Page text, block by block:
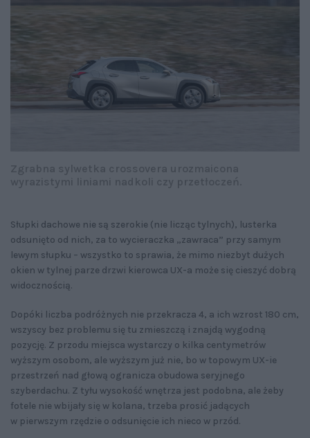
Słupki dachowe nie są szerokie (nie licząc tylnych), lusterka
odsunięto od nich, za to wycieraczka „zawraca” przy samym
lewym słupku – wszystko to sprawia, że mimo niezbyt dużych
okien w tylnej parze drzwi kierowca UX-a może się cieszyć dobrą
widocznością.
Dopóki liczba podróżnych nie przekracza 4, a ich wzrost 180 cm,
wszyscy bez problemu się tu zmieszczą i znajdą wygodną
pozycję. Z przodu miejsca wystarczy o kilka centymetrów
wyższym osobom, ale wyższym już nie, bo w topowym UX-ie
przestrzeń nad głową ogranicza obudowa seryjnego
szyberdachu. Z tyłu wysokość wnętrza jest podobna, ale żeby
fotele nie wbijały się w kolana, trzeba prosić jadących
w pierwszym rzędzie o odsunięcie ich nieco w przód.